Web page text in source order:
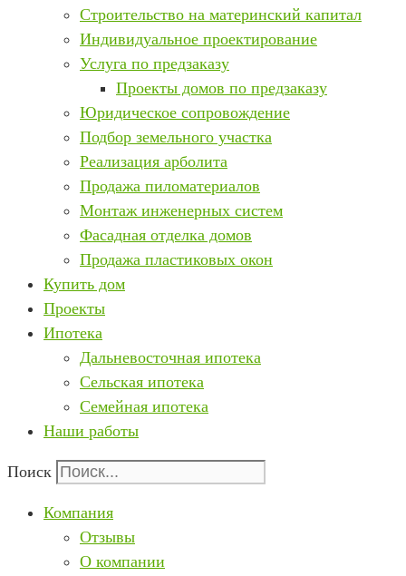
Строительство на материнский капитал
Индивидуальное проектирование
Услуга по предзаказу
Проекты домов по предзаказу
Юридическое сопровождение
Подбор земельного участка
Реализация арболита
Продажа пиломатериалов
Монтаж инженерных систем
Фасадная отделка домов
Продажа пластиковых окон
Купить дом
Проекты
Ипотека
Дальневосточная ипотека
Сельская ипотека
Семейная ипотека
Наши работы
Поиск
Компания
Отзывы
О компании